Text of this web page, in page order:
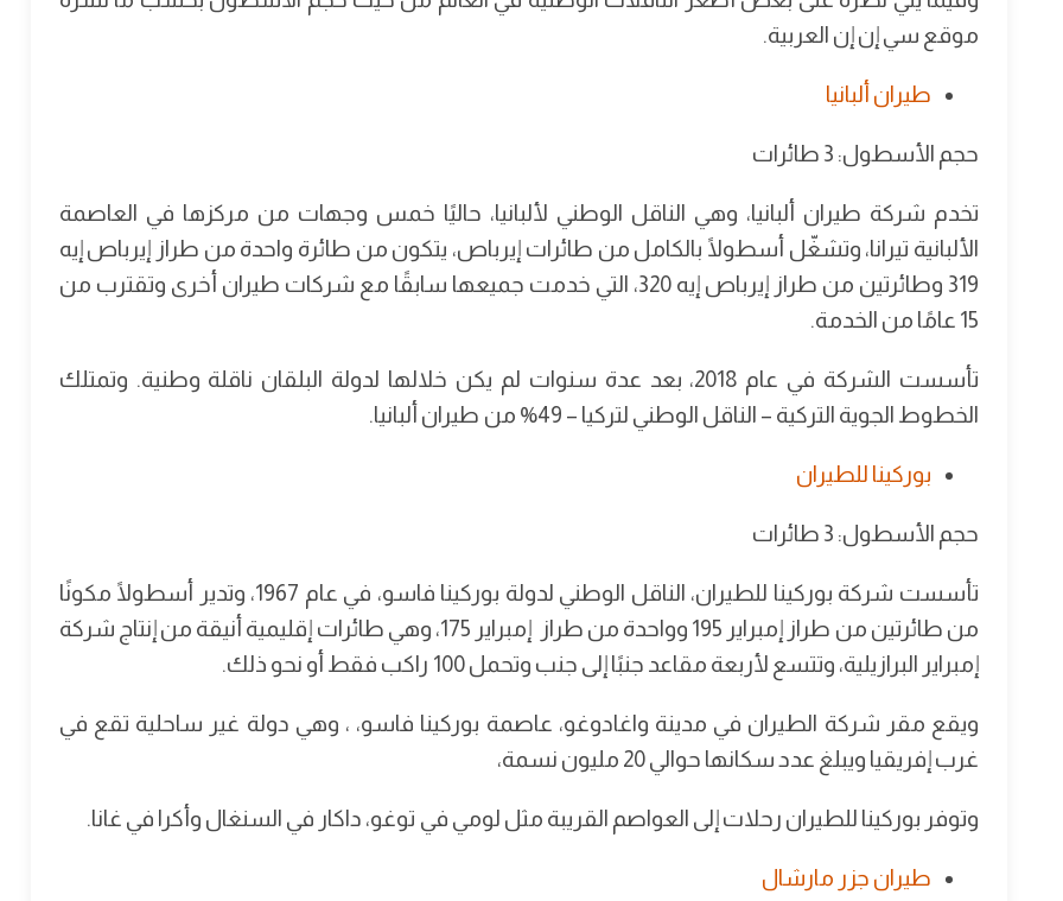
موقع سي إن إن العربية.
طيران ألبانيا
حجم الأسطول: 3 طائرات
تخدم شركة طيران ألبانيا، وهي الناقل الوطني لألبانيا، حاليًا خمس وجهات من مركزها في العاصمة
الألبانية تيرانا، وتشغّل أسطولًا بالكامل من طائرات إيرباص، يتكون من طائرة واحدة من طراز إيرباص إيه
319 وطائرتين من طراز إيرباص إيه 320، التي خدمت جميعها سابقًا مع شركات طيران أخرى وتقترب من
15 عامًا من الخدمة.
تأسست الشركة في عام 2018، بعد عدة سنوات لم يكن خلالها لدولة البلقان ناقلة وطنية. وتمتلك
الخطوط الجوية التركية – الناقل الوطني لتركيا – 49% من طيران ألبانيا.
بوركينا للطيران
حجم الأسطول: 3 طائرات
تأسست شركة بوركينا للطيران، الناقل الوطني لدولة بوركينا فاسو، في عام 1967، وتدير أسطولًا مكونًا
من طائرتين من طراز إمبراير 195 وواحدة من طراز إمبراير 175، وهي طائرات إقليمية أنيقة من إنتاج شركة
إمبراير البرازيلية، وتتسع لأربعة مقاعد جنبًا إلى جنب وتحمل 100 راكب فقط أو نحو ذلك.
ويقع مقر شركة الطيران في مدينة واغادوغو، عاصمة بوركينا فاسو، ، وهي دولة غير ساحلية تقع في
غرب إفريقيا ويبلغ عدد سكانها حوالي 20 مليون نسمة،
وتوفر بوركينا للطيران رحلات إلى العواصم القريبة مثل لومي في توغو، داكار في السنغال وأكرا في غانا.
طيران جزر مارشال